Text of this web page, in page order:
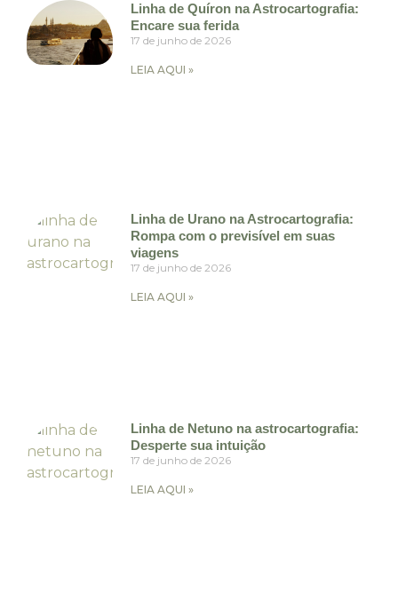
Linha de Quíron na Astrocartografia:
Encare sua ferida
17 de junho de 2026
LEIA AQUI »
Linha de Urano na Astrocartografia:
Rompa com o previsível em suas
viagens
17 de junho de 2026
LEIA AQUI »
Linha de Netuno na astrocartografia:
Desperte sua intuição
17 de junho de 2026
LEIA AQUI »